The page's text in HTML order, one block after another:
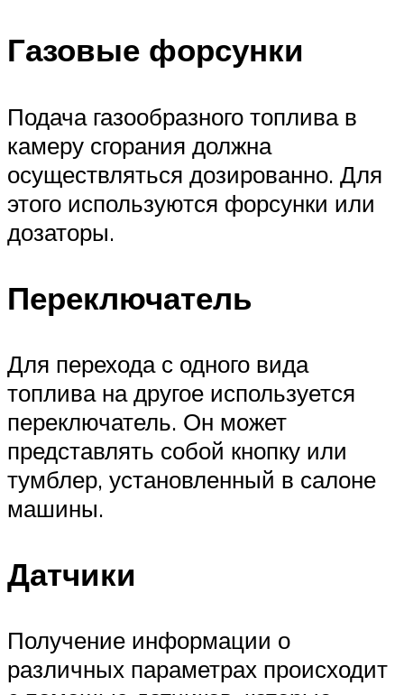
Газовые форсунки
Подача газообразного топлива в
камеру сгорания должна
осуществляться дозированно. Для
этого используются форсунки или
дозаторы.
Переключатель
Для перехода с одного вида
топлива на другое используется
переключатель. Он может
представлять собой кнопку или
тумблер, установленный в салоне
машины.
Датчики
Получение информации о
различных параметрах происходит